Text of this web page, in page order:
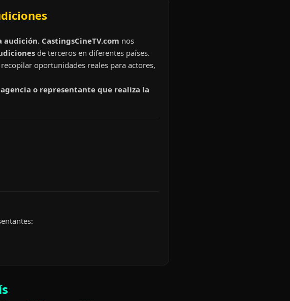
CastingsCineTV.com nos
de terceros en diferentes países.
oportunidades reales para actores,
agencia o representante que realiza la